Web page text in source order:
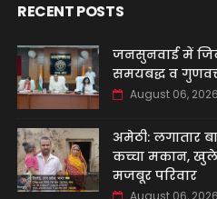
RECENT POSTS
जनसुनवाई में
समयबद्ध व
August 06, 2026
अमेठी: लगातार
कच्चा मकान,
मजबूर परिवार
August 06, 2026